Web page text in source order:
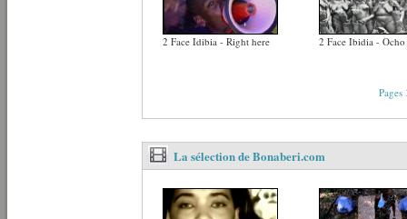
2 Face Idibia - Right here 2 Face Ibidia - Ocho
Pages
La sélection de Bonaberi.com